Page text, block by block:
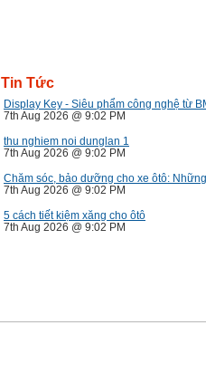
Tin Tức
Display Key - Siêu phẩm công nghệ từ
7th Aug 2026 @ 9:02 PM
thu nghiem noi dunglan 1
7th Aug 2026 @ 9:02 PM
Chăm sóc, bảo dưỡng cho xe ôtô:
7th Aug 2026 @ 9:02 PM
5 cách tiết kiệm xăng cho ôtô
7th Aug 2026 @ 9:02 PM